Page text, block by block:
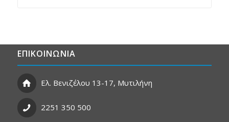
ΕΠΙΚΟΙΝΩΝΙΑ
Ελ. Βενιζέλου 13-17, Μυτιλήνη
2251 350 500